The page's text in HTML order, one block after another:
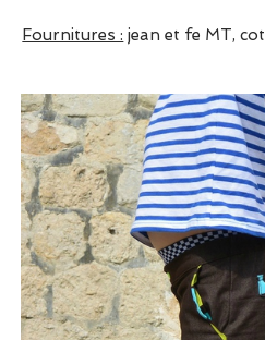
Fournitures : jean et fe MT,